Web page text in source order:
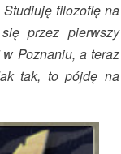
Studiuję filozofię na
przez pierwszy
Poznaniu, a teraz
tak, to pójdę na